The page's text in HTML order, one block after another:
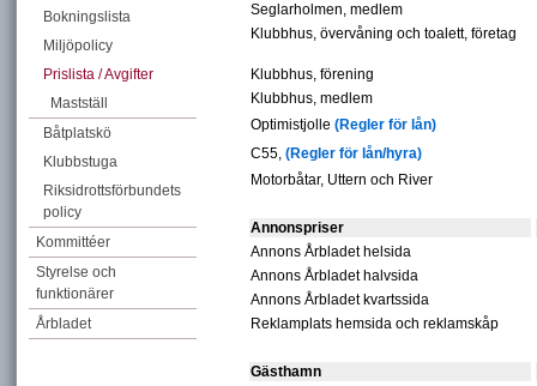
Bokningslista
Miljöpolicy
Prislista / Avgifter
Mastställ
Båtplatskö
Klubbstuga
Riksidrottsförbundets
policy
Kommittéer
Styrelse och
funktionärer
Årbladet
Seglarholmen, medlem
Klubbhus, övervåning och toalett, företag
Klubbhus, förening
Klubbhus, medlem
Optimistjolle (Regler för lån)
C55, (Regler för lån/hyra)
Motorbåtar, Uttern och River
Annonspriser
Annons Årbladet helsida
Annons Årbladet halvsida
Annons Årbladet kvartssida
Reklamplats hemsida och reklamskåp
Gästhamn